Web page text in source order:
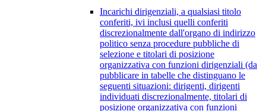
Incarichi dirigenziali, a qualsiasi titolo
conferiti, ivi inclusi quelli conferiti
discrezionalmente dall'organo di indirizzo
politico senza procedure pubbliche di
selezione e titolari di posizione
organizzativa con funzioni dirigenziali (da
pubblicare in tabelle che distinguano le
seguenti situazioni: dirigenti, dirigenti
individuati discrezionalmente, titolari di
posizione organizzativa con funzioni